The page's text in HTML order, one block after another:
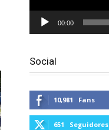
00:00
Social
10,981 Fans
651 Seguidores